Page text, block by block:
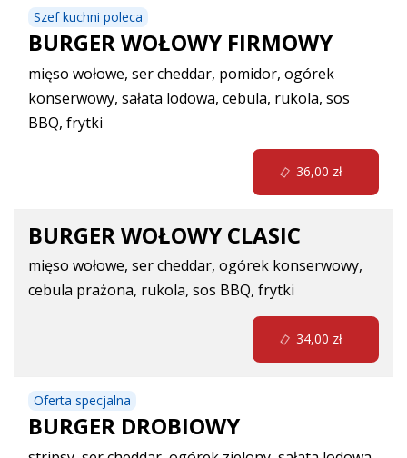
Szef kuchni poleca
BURGER WOŁOWY FIRMOWY
mięso wołowe, ser cheddar, pomidor, ogórek
konserwowy, sałata lodowa, cebula, rukola, sos
BBQ, frytki
BURGER WOŁOWY CLASIC
mięso wołowe, ser cheddar, ogórek konserwowy,
cebula prażona, rukola, sos BBQ, frytki
Oferta specjalna
BURGER DROBIOWY